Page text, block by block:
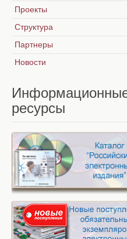
Проекты
Структура
Партнеры
Новости
ресурсы